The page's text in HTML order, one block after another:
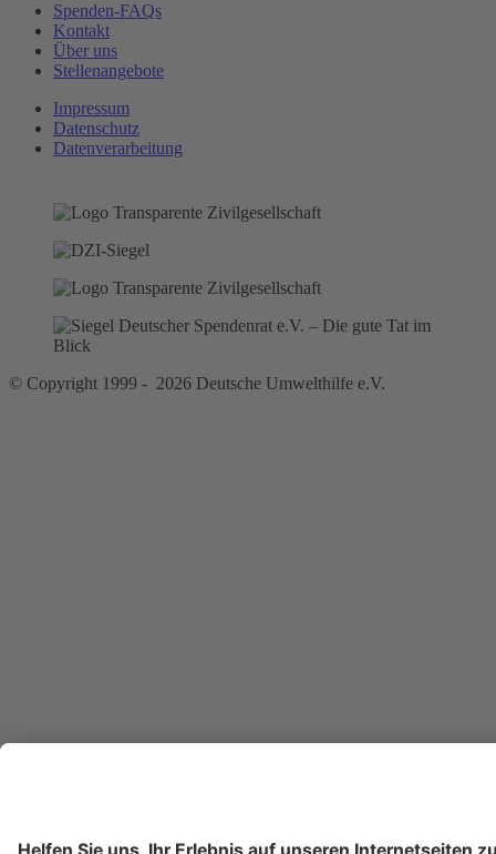
Spenden-FAQs
Kontakt
Über uns
Stellenangebote
Impressum
Datenschutz
Datenverarbeitung
© Copyright 1999 - 2026 Deutsche Umwelthilfe e.V.